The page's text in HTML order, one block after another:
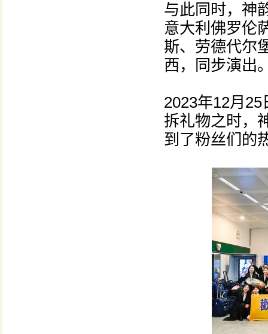
与此同时，神
意大利佛罗伦
斯、劳德代尔
西，同步演出
2023年12月
拆礼物之时，
到了粉丝们的